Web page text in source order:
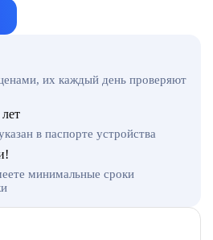
их каждый день проверяют
в паспорте устройства
минимальные сроки